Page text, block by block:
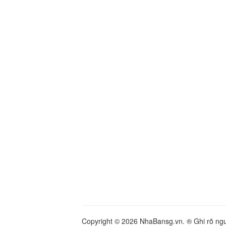
Copyright © 2026 NhaBansg.vn. ® Ghi rõ